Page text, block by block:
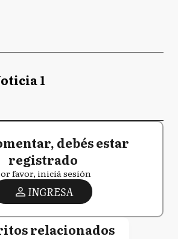
1
debés estar
registrado
favor, iniciá sesión
INGRESA
relacionados